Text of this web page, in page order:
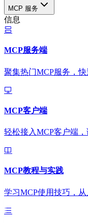
MCP 服务
信息
MCP服务端
聚集热门MCP服务，
MCP客户端
轻松接入MCP客户端
MCP教程与实践
学习MCP使用技巧，